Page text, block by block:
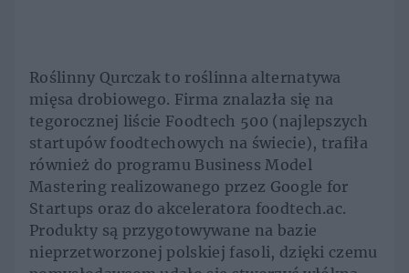
Roślinny Qurczak to roślinna alternatywa
mięsa drobiowego. Firma znalazła się na
tegorocznej liście Foodtech 500 (najlepszych
startupów foodtechowych na świecie), trafiła
również do programu Business Model
Mastering realizowanego przez Google for
Startups oraz do akceleratora foodtech.ac.
Produkty są przygotowywane na bazie
nieprzetworzonej polskiej fasoli, dzięki czemu